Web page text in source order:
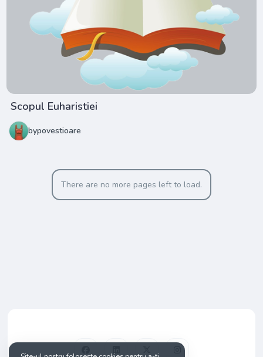
Scopul Euharistiei
bypovestioare
There are no more pages left to load.